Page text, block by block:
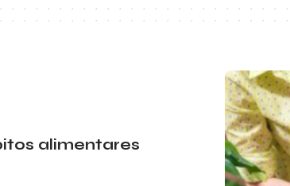
alimentares